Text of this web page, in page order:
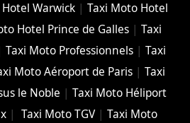
Warwick| Taxi Moto Hotel
Hotel Prince de Galles |Taxi
|Taxi Moto Professionnels |Taxi
Moto Aéroport de Paris |Taxi
le Noble | Taxi Moto Héliport
| Taxi Moto TGV|Taxi Moto